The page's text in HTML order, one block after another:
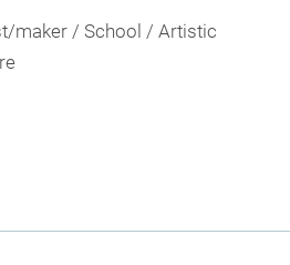
maker / School / Artistic